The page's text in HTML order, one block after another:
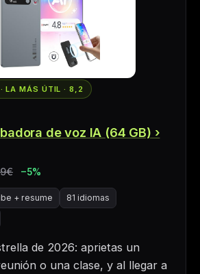
LA MÁS ÚTIL · 8,2
de voz IA (64 GB)
−5%
+ resume
81 idiomas
de 2026: aprietas un
o una clase, y al llegar a